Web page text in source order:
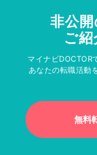
非公
ご紹
マイナビDOCTOR
あなたの転職活動
無料